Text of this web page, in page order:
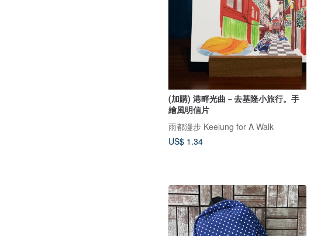
(加購) 港畔光曲－去基隆小旅行。手
繪風明信片
雨都漫步 Keelung for A Walk
US$ 1.34